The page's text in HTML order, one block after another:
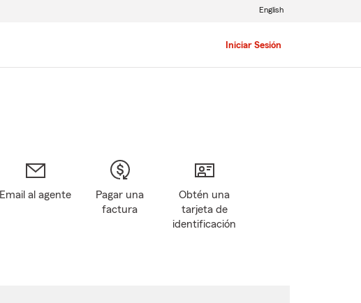
Iniciar Sesión
English
Email al agente
Pagar una
factura
Obtén una
tarjeta de
identificación